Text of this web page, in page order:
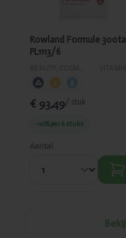
Rowland Formule
PL1113/6
€ 93,49/ stuk
-10%per 6 stuks
Aantal